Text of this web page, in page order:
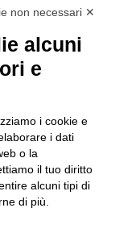
–
– capitale
non necessari ✕
alcuni
e
i cookie e
i dati
o la
il tuo diritto
alcuni tipi di
di più.